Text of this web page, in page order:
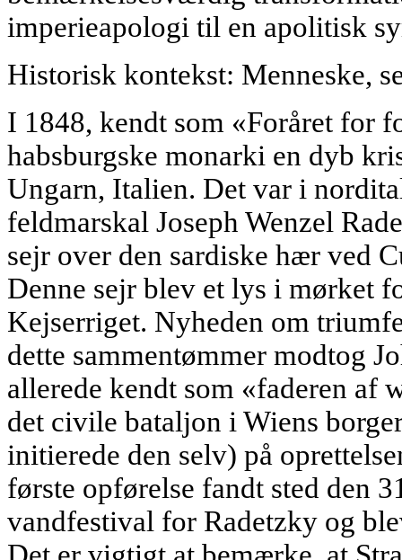
imperieapologi til en apolitisk
Historisk kontekst: Menneske,
I 1848, kendt som «Foråret for
habsburgske monarki en dyb
Ungarn, Italien. Det var i
feldmarskal Joseph Wenzel
sejr over den sardiske hær ved
Denne sejr blev et lys i mørket
Kejserriget. Nyheden om
dette sammentømmer modtog
allerede kendt som «faderen af
det civile bataljon i Wiens
initierede den selv) på
første opførelse fandt sted den
vandfestival for Radetzky og